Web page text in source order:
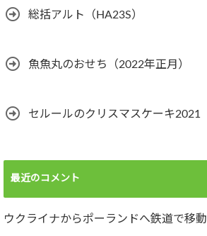
総括アルト（HA23S）
魚魚丸のおせち（2022年正月）
セルールのクリスマスケーキ2021
最近のコメント
ウクライナからポーランドへ鉄道で移動